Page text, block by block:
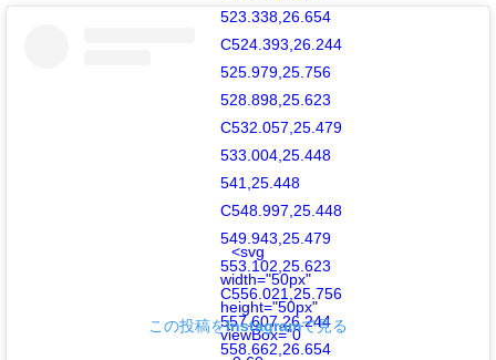
523.338,26.654
C524.393,26.244
525.979,25.756
528.898,25.623
C532.057,25.479
533.004,25.448
541,25.448
C548.997,25.448
549.943,25.479
553.102,25.623
C556.021,25.756
557.607,26.244
558.662,26.654
<svg
width="50px"
height="50px"
viewBox="0
この投稿をInstagramで見る